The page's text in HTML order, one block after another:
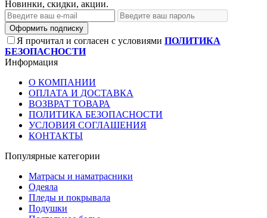
Новинки, скидки, акции.
Оформить подписку
Я прочитал и согласен с условиями ПОЛИТИКА
БЕЗОПАСНОСТИ
Информация
О КОМПАНИИ
ОПЛАТА И ДОСТАВКА
ВОЗВРАТ ТОВАРА
ПОЛИТИКА БЕЗОПАСНОСТИ
УСЛОВИЯ СОГЛАШЕНИЯ
КОНТАКТЫ
Популярные категории
Матрасы и наматрасники
Одеяла
Пледы и покрывала
Подушки